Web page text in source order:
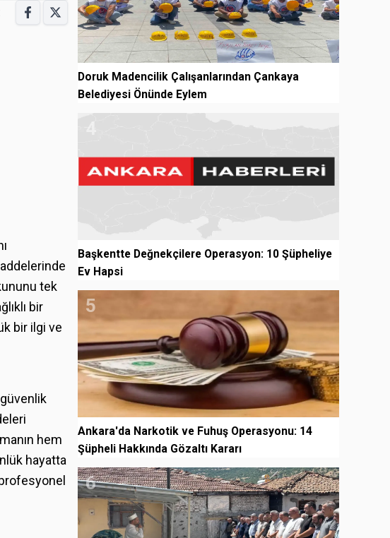
tek
bir
bir ilgi ve
hem
hayatta
Doruk Madencilik Çalışanlarından Çankaya
Belediyesi Önünde Eylem
4
Başkentte Değnekçilere Operasyon: 10 Şüpheliye
Ev Hapsi
5
Ankara'da Narkotik ve Fuhuş Operasyonu: 14
Şüpheli Hakkında Gözaltı Kararı
6